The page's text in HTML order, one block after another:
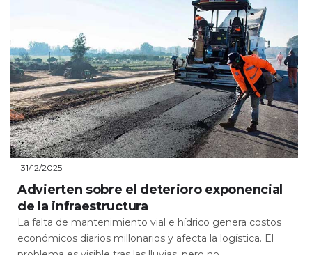
31/12/2025
Advierten sobre el deterioro exponencial
de la infraestructura
La falta de mantenimiento vial e hídrico genera costos
económicos diarios millonarios y afecta la logística. El